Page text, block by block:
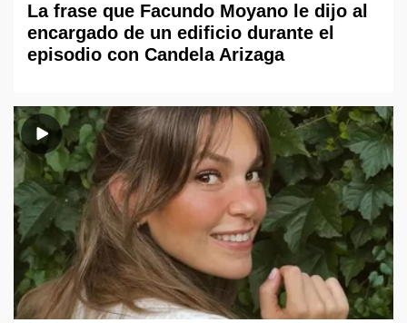
La frase que Facundo Moyano le dijo al
encargado de un edificio durante el
episodio con Candela Arizaga